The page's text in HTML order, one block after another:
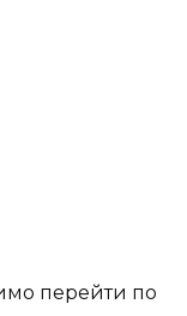
перейти по